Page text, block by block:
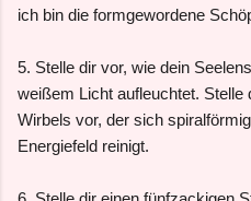
ich bin die formgewordene
5. Stelle dir vor, wie dein
weißem Licht aufleuchtet. Stelle
Wirbels vor, der sich
Energiefeld reinigt.